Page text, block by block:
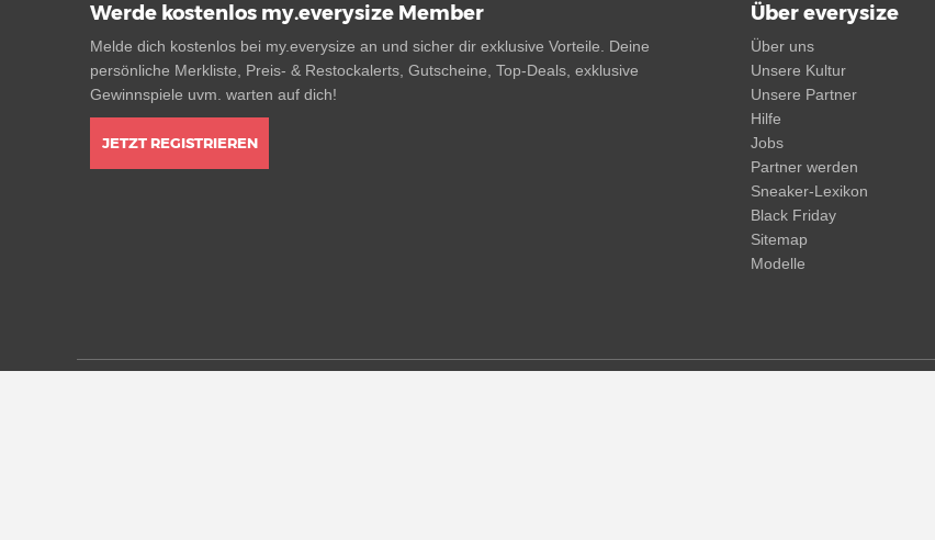
Werde kostenlos my.everysize Member
Melde dich kostenlos bei my.everysize an und sicher dir exklusive Vorteile. Deine
persönliche Merkliste, Preis- & Restockalerts, Gutscheine, Top-Deals, exklusive
Gewinnspiele uvm. warten auf dich!
JETZT REGISTRIEREN
Über everysize
Über uns
Unsere Kultur
Unsere Partner
Hilfe
Jobs
Partner werden
Sneaker-Lexikon
Black Friday
Sitemap
Modelle